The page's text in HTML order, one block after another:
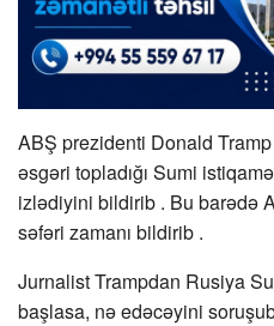
ABŞ prezidenti Donald
əsgəri topladığı Sumi
izlədiyini bildirib . Bu barədə
səfəri zamanı bildirib .
Jurnalist Trampdan Rusiya
başlasa, nə edəcəyini